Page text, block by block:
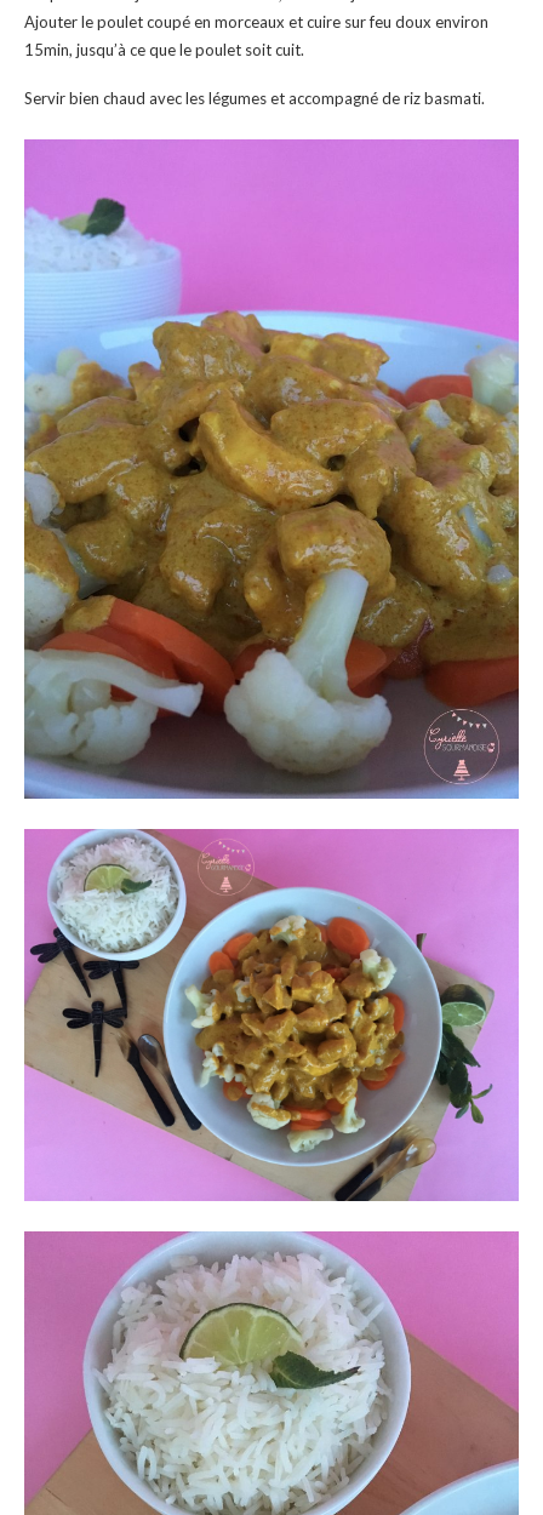
Ajouter le poulet coupé en morceaux et cuire sur feu doux environ
15min, jusqu’à ce que le poulet soit cuit.
Servir bien chaud avec les légumes et accompagné de riz basmati.